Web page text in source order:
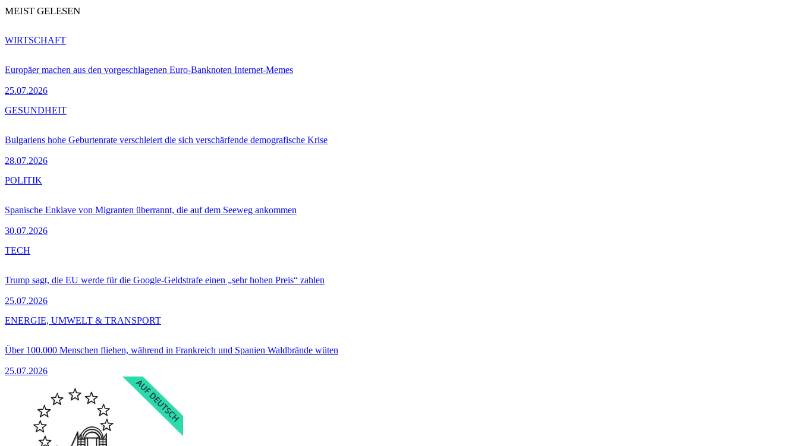
MEIST GELESEN
Europäer machen aus den vorgeschlagenen Euro-Banknoten Internet-Memes
25.07.2026
WIRTSCHAFT
Bulgariens hohe Geburtenrate verschleiert die sich verschärfende demografische Krise
28.07.2026
GESUNDHEIT
Spanische Enklave von Migranten überrannt, die auf dem Seeweg ankommen
30.07.2026
POLITIK
Trump sagt, die EU werde für die Google-Geldstrafe einen „sehr hohen Preis“ zahlen
25.07.2026
TECH
Über 100.000 Menschen fliehen, während in Frankreich und Spanien Waldbrände wüten
25.07.2026
ENERGIE, UMWELT & TRANSPORT